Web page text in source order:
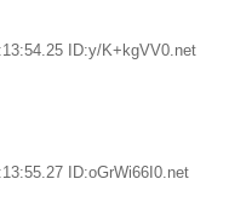
ID:y/K+kgVV0.net
ID:oGrWi66I0.net